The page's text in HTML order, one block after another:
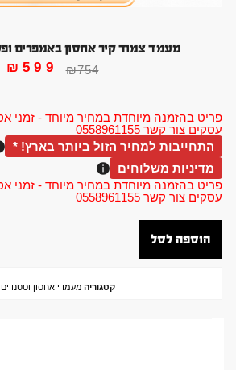
עסקים צור קשר 0558961155
מעמד צמוד קיר אחסון באמפרים ופלטות 5
₪754
₪ 599
התחייבות למחיר הזול ביותר בארץ! *
מדיניות משלוחים
עסקים צור קשר 0558961155
הוספה לסל
קטגוריה מעמדי אחסון וסטנדים